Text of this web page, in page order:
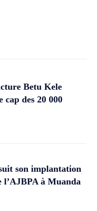
Betu Kele
des 20 000
son implantation
l’AJBPA à Muanda